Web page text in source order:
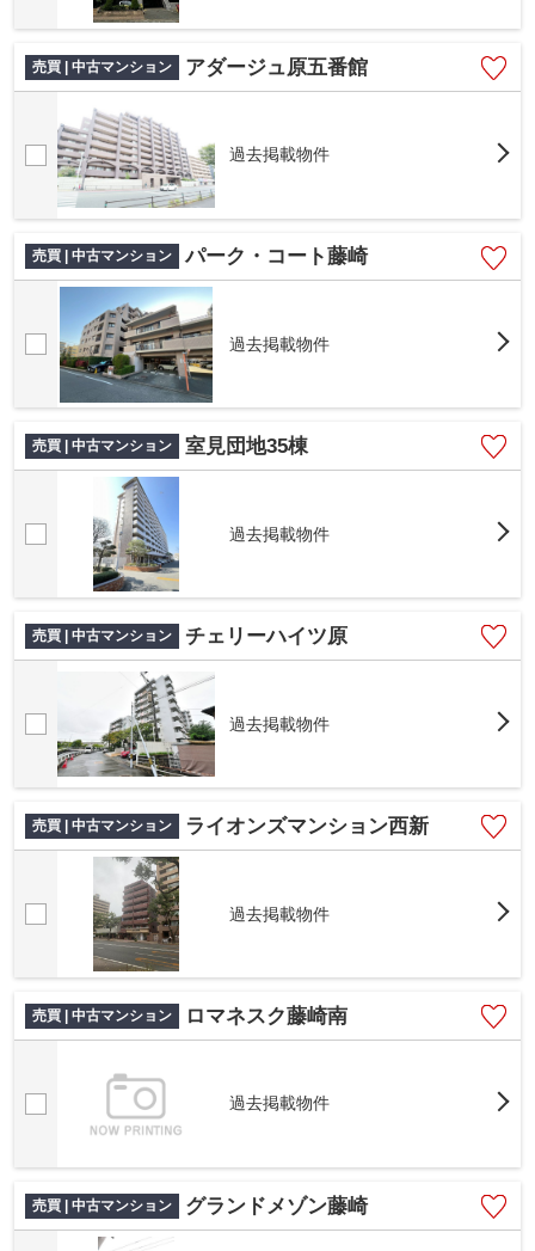
売買 | 中古マンション アダージュ原五番館
過去掲載物件
売買 | 中古マンション パーク・コート藤崎
過去掲載物件
売買 | 中古マンション 室見団地35棟
過去掲載物件
売買 | 中古マンション チェリーハイツ原
過去掲載物件
売買 | 中古マンション ライオンズマンション西新
過去掲載物件
売買 | 中古マンション ロマネスク藤崎南
過去掲載物件
売買 | 中古マンション グランドメゾン藤崎